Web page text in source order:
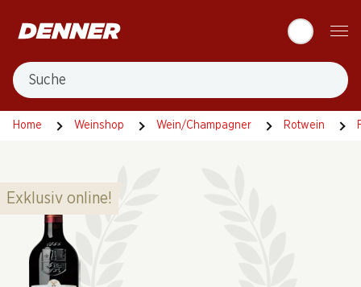
Suche
Home Weinshop Wein/Champagner Rotwein
Exklusiv online!